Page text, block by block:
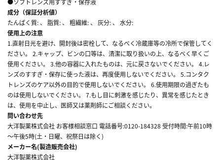
成分（保証分析値）
たんぱく質: 、 脂質: 、 粗繊維: 、 灰分: 、 水分:
使用上の注意
1.直射日光を避け、開封後は密栓して、なるべく冷蔵庫等の冷所で保管してく
ださい。 2.キャップ、ビンの口等は、清潔に取り扱いの上、なるべく早くご
使用ください。 3.他の容器に入れたものは、元に戻さないでください。 4.レ
ンズのすすぎ・保存に使った液は、再度使用しないでください。 5.コンタク
トレンズのケア以外の目的で使用しないでください。 6.使用期限の過ぎたも
のは使用しないでください。 7.もし目に刺激を感じたり、異常を感じたとき
は、使用を中止し、医師又は薬剤師にご相談ください。
問い合わせ先
大洋製薬株式会社 お客様相談窓口 電話番号:0120-184328 受付時間:午前10時
～午後5時(土・日曜、祝祭日は除く)
メーカー名(製造販売会社)
大洋製薬株式会社